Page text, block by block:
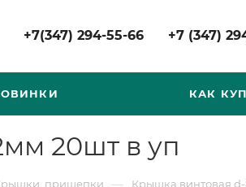
+7(347) 294-55-66 +7 (347)
КАК
20шт в уп
прищепки Крышка винтовая